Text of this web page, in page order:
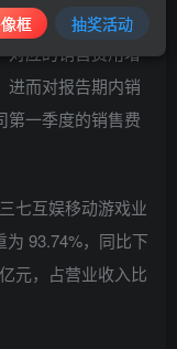
由于报告期内该
对应的销售费用增
进而对报告期内销
第一季度的销售费
七互娱移动游戏业
93.74%，同比下
元，占营业收入比
框 抽奖活动